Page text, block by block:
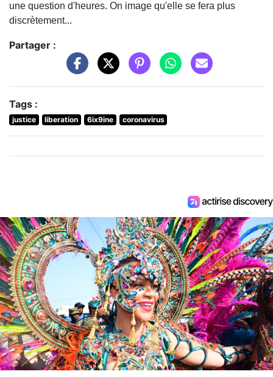
une question d'heures. On image qu'elle se fera plus
discrètement...
Partager :
Tags :
justice liberation 6ix9ine coronavirus